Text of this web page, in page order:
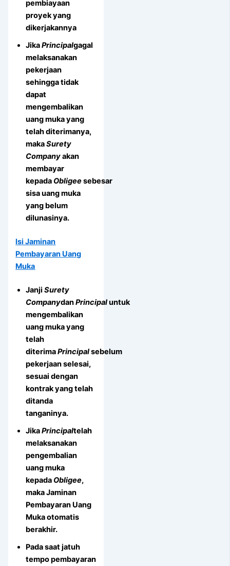
pembiayaan
proyek yang
dikerjakannya
JikaPrincipalgagal
melaksanakan
pekerjaan
sehingga tidak
dapat
mengembalikan
uang muka yang
telah diterimanya,
makaSurety
Companyakan
membayar
kepada Obligeesebesar
sisa uang muka
yang belum
dilunasinya.
Isi Jaminan
Pembayaran Uang
Muka
JanjiSurety
CompanydanPrincipaluntuk
mengembalikan
uang muka yang
telah
diterimaPrincipalsebelum
pekerjaan selesai,
sesuai dengan
kontrak yang telah
ditanda
tanganinya.
JikaPrincipaltelah
melaksanakan
pengembalian
uang muka
kepada Obligee,
maka Jaminan
Pembayaran Uang
Muka otomatis
berakhir.
Pada saat jatuh
tempo pembayaran